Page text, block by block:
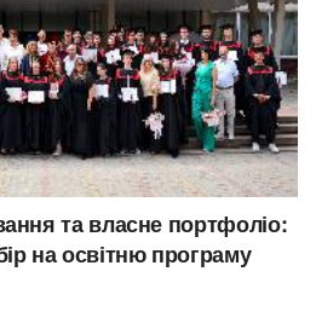
та власне портфоліо:
на освітню програму